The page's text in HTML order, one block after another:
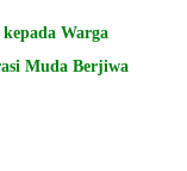
Warga
Muda Berjiwa